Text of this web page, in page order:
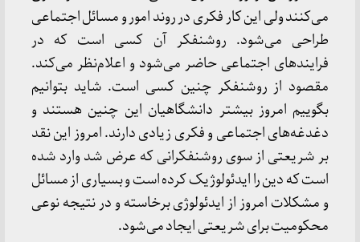
می‌کنند ولی این کار فکری در روند امور و مسائل اجتماعی
طراحی می‌شود. روشنفکر آن کسی است که در
فرایندهای اجتماعی حاضر می‌شود و اعلام‌نظر می‌کند.
مقصود از روشنفکر چنین کسی است. شاید بتوانیم
بگوییم امروز بیشتر دانشگاهیان این چنین هستند و
دغدغه‌های اجتماعی و فکری زیادی دارند. امروز این نقد
بر شریعتی از سوی روشنفکرانی که عرض شد وارد شده
است که دین را ایدئولوژیک کرده است و بسیاری از مسائل
و مشکلات امروز از ایدئولوژی برخاسته و در نتیجه نوعی
محکومیت برای شریعتی ایجاد می‌شود.